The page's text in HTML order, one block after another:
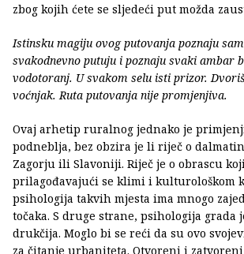
zbog kojih ćete se sljedeći put možda
Istinsku magiju ovog putovanja poznaju
svakodnevno putuju i poznaju svaki ambar
vodotoranj. U svakom selu isti prizor.
voćnjak. Ruta putovanja nije promjenjiva.
Ovaj arhetip ruralnog jednako je
podneblja, bez obzira je li riječ o
Zagorju ili Slavoniji. Riječ je o obrascu
prilagođavajući se klimi i kulturološkom
psihologija takvih mjesta ima mnogo
točaka. S druge strane, psihologija grada
drukčija. Moglo bi se reći da su ovo
za čitanje urbaniteta. Otvoreni i